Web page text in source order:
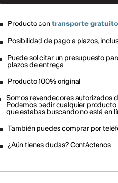
Producto contransporte gratuito
Posibilidad de pago a plazos,
Puedesolicitar un presupuesto
plazos de entrega
Producto 100% original
Somos revendedores autorizados
Podemos pedir cualquier
que estabas buscando no está en
También puedes comprar por
¿Aún tienes dudas?Contáctenos